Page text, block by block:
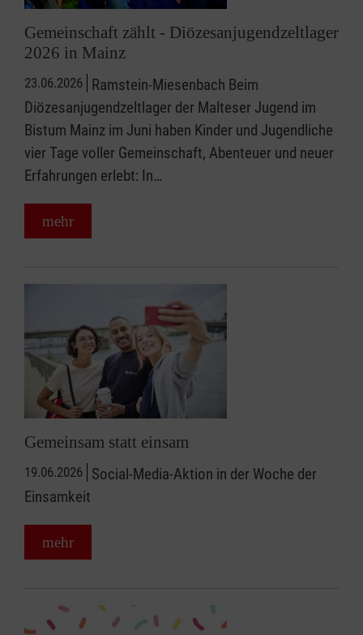
Gemeinschaft zählt - Diözesanjugendzeltlager
2026 in Mainz
23.06.2026 Ramstein-Miesenbach Beim
Diözesanjugendzeltlager der Malteser Jugend im
Bistum Mainz im Juni haben Kinder und Jugendliche
vier Tage voller Gemeinschaft, Abenteuer und neuer
Erfahrungen erlebt: In…
mehr
Gemeinsam statt einsam
19.06.2026 Social-Media-Aktion in der Woche der
Einsamkeit
mehr